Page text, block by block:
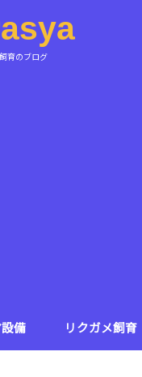
育のブログ
備 リクガメ飼育